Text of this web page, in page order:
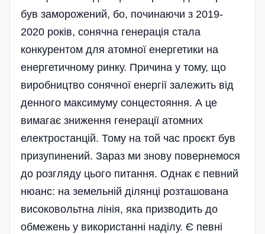
був заморожений, бо, починаючи з 2019-
2020 років, сонячна генерація стала
конкурентом для атомної енергетики на
енергетичному ринку. Причина у тому, що
виробництво сонячної енергії залежить від
денного максимуму сонцестояння. А це
вимагає зниження генерації атомних
електростанцій. Тому на той час проєкт був
призупинений. Зараз ми знову повернемося
до розгляду цього питання. Однак є певний
нюанс: на земельній ділянці розташована
високовольтна лінія, яка призводить до
обмежень у використанні наділу. Є певні